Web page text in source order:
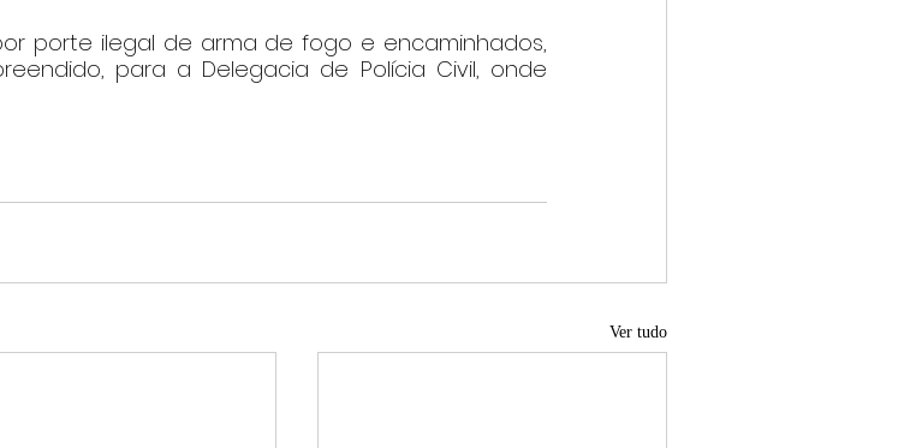
porte ilegal de arma de fogo e encaminhados,
para a Delegacia de Polícia Civil, onde
Ver tudo